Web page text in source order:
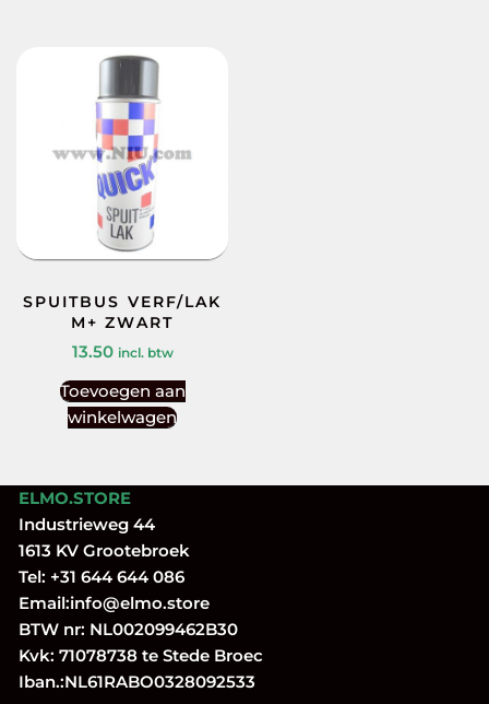
SPUITBUS VERF/LAK
M+ ZWART
13.50 incl. btw
Toevoegen aan
winkelwagen
ELMO.STORE
Industrieweg 44
1613 KV Grootebroek
Tel: +31 644 644 086
Email:info@elmo.store
BTW nr: NL002099462B30
Kvk: 71078738 te Stede Broec
Iban.:NL61RABO0328092533